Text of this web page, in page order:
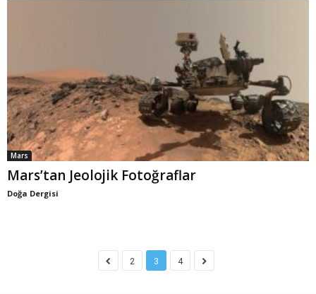
Mars
Mars’tan Jeolojik Fotoğraflar
Doğa Dergisi
2 3 4